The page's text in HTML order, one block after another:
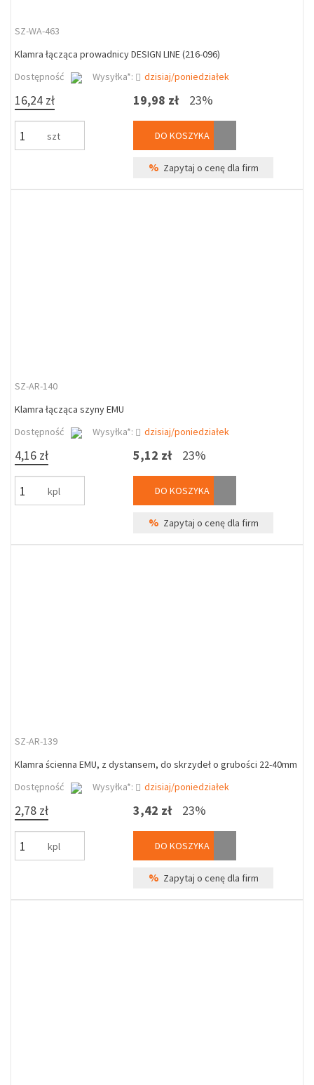
SZ-WA-463
Klamra łącząca prowadnicy DESIGN LINE (216-096)
Dostępność
Wysyłka*: dzisiaj/poniedziałek
16,24 zł
szt
19,98 zł 23%
DO KOSZYKA
% Zapytaj o cenę dla firm
SZ-AR-140
Klamra łącząca szyny EMU
Dostępność
Wysyłka*: dzisiaj/poniedziałek
4,16 zł
kpl
5,12 zł 23%
DO KOSZYKA
% Zapytaj o cenę dla firm
SZ-AR-139
Klamra ścienna EMU, z dystansem, do skrzydeł o grubości 22-40mm
Dostępność
Wysyłka*: dzisiaj/poniedziałek
2,78 zł
kpl
3,42 zł 23%
DO KOSZYKA
% Zapytaj o cenę dla firm